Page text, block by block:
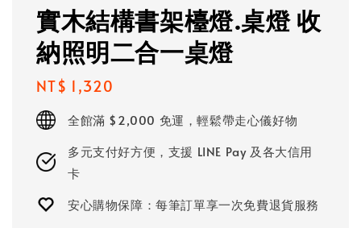
實木結構書架檯燈.桌燈 收
納照明二合一桌燈
Regular
price
NT$ 1,320
全館滿 $2,000 免運，輕鬆帶走心儀好物
多元支付好方便，支援 LINE Pay 及各大信用
卡
安心購物保障：每筆訂單享一次免費退貨服務